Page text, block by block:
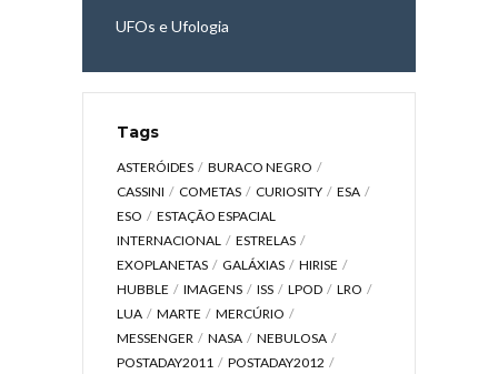
UFOs e Ufologia
Tags
ASTERÓIDES
BURACO NEGRO
CASSINI
COMETAS CURIOSITY
ESA
ESO
ESTAÇÃO ESPACIAL
INTERNACIONAL
ESTRELAS
EXOPLANETAS
GALÁXIAS
HIRISE
HUBBLE
IMAGENS ISS LPOD
LRO
LUA
MARTE
MERCÚRIO
MESSENGER
NASA
NEBULOSA
POSTADAY2011
POSTADAY2012